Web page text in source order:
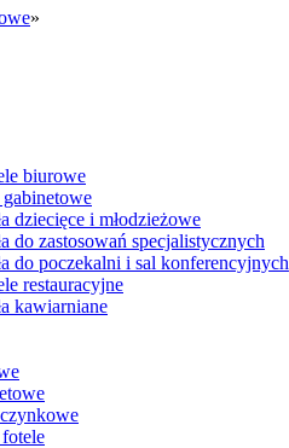
»
biurowe
dziecięce i młodzieżowe
do zastosowań specjalistycznych
do poczekalni i sal konferencyjnych
restauracyjne
kawiarniane